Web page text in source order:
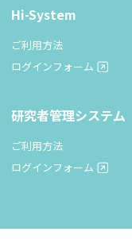
Hi-System
ご利用方法
ログインフォーム
研究者管理システム
ご利用方法
ログインフォーム